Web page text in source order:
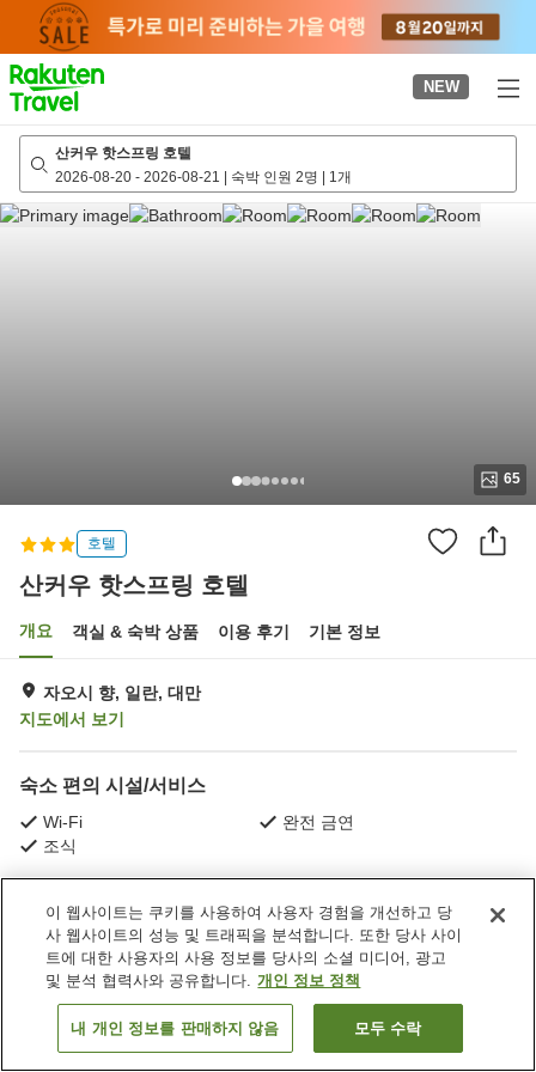
page
NEW
산커우 핫스프링 호텔
2026-08-20 - 2026-08-21 | 숙박 인원 2명 | 1개
65
호텔
산커우 핫스프링 호텔
개요 객실 & 숙박 상품 이용 후기 기본 정보
자오시 향, 일란, 대만
지도에서 보기
숙소 편의 시설/서비스
Wi-Fi
완전 금연
조식
대만 일란 자오시 향 산커우 핫스프링 호텔
객실 보기
이 웹사이트는 쿠키를 사용하여 사용자 경험을 개선하고 당
사 웹사이트의 성능 및 트래픽을 분석합니다. 또한 당사 사이
트에 대한 사용자의 사용 정보를 당사의 소셜 미디어, 광고
및 분석 협력사와 공유합니다. 개인 정보 정책
내 개인 정보를 판매하지 않음 모두 수락